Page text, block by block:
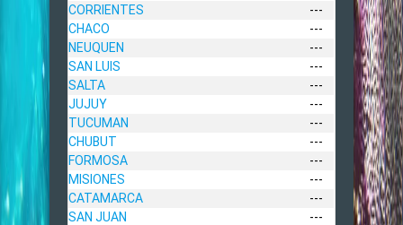
CORRIENTES
---
CHACO
---
NEUQUEN
---
SAN LUIS
---
SALTA
---
JUJUY
---
TUCUMAN
---
CHUBUT
---
FORMOSA
---
MISIONES
---
CATAMARCA
---
SAN JUAN
---